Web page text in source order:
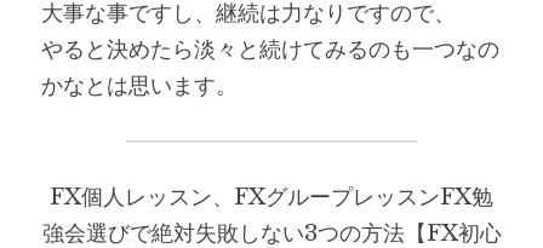
大事な事ですし、継続は力なりですので、
やると決めたら淡々と続けてみるのも一つなの
かなとは思います。
FX個人レッスン、FXグループレッスンFX勉
強会選びで絶対失敗しない3つの方法【FX初心